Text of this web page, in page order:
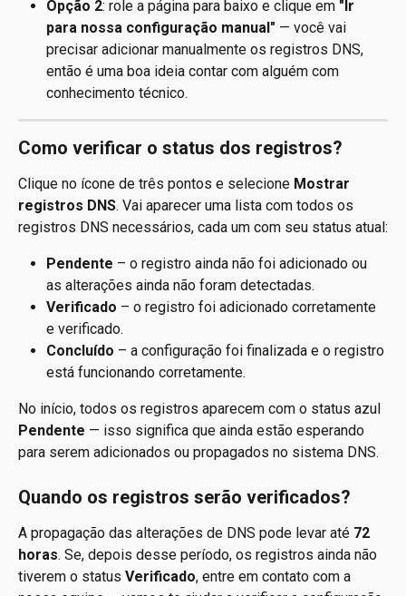
Opção 2: role a página para baixo e clique em "Ir
para nossa configuração manual" — você vai
precisar adicionar manualmente os registros DNS,
então é uma boa ideia contar com alguém com
conhecimento técnico.
Como verificar o status dos registros?
Clique no ícone de três pontos e selecione Mostrar
registros DNS. Vai aparecer uma lista com todos os
registros DNS necessários, cada um com seu status atual:
Pendente – o registro ainda não foi adicionado ou
as alterações ainda não foram detectadas.
Verificado – o registro foi adicionado corretamente
e verificado.
Concluído – a configuração foi finalizada e o registro
está funcionando corretamente.
No início, todos os registros aparecem com o status azul
Pendente — isso significa que ainda estão esperando
para serem adicionados ou propagados no sistema DNS.
Quando os registros serão verificados?
A propagação das alterações de DNS pode levar até 72
horas. Se, depois desse período, os registros ainda não
tiverem o status Verificado, entre em contato com a